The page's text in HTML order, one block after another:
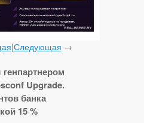
|Следующая →
Upgrade.
банка
15 %